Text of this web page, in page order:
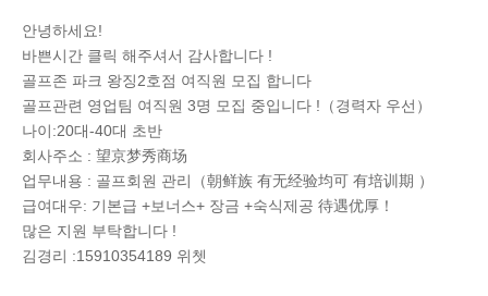
안녕하세요!
바쁜시간 클릭 해주셔서 감사합니다 !
골프존 파크 왕징2호점 여직원 모집 합니다
골프관련 영업팀 여직원 3명 모집 중입니다 !（경력자 우선）
나이:20대-40대 초반
회사주소 : 望京梦秀商场
업무내용 : 골프회원 관리（朝鲜族 有无经验均可 有培训期 ）
급여대우: 기본급 +보너스+ 장금 +숙식제공 待遇优厚！
많은 지원 부탁합니다 !
김경리 :15910354189 위쳇